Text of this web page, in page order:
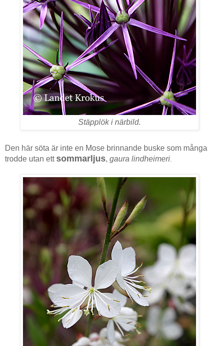
Stäpplök i närbild.
Den här söta är inte en Mose brinnande buske som många
trodde utan ett sommarljus, gaura lindheimeri.